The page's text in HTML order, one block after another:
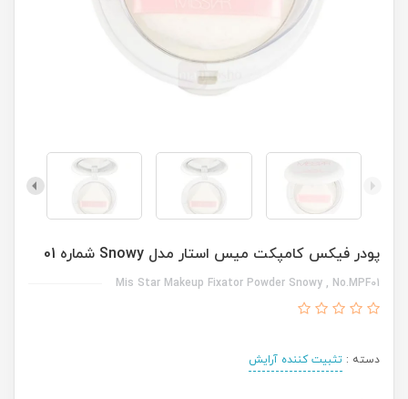
پودر فیکس کامپکت میس استار مدل Snowy شماره 01
Mis Star Makeup Fixator Powder Snowy , No.MPF01
دسته : تثبیت کننده آرایش